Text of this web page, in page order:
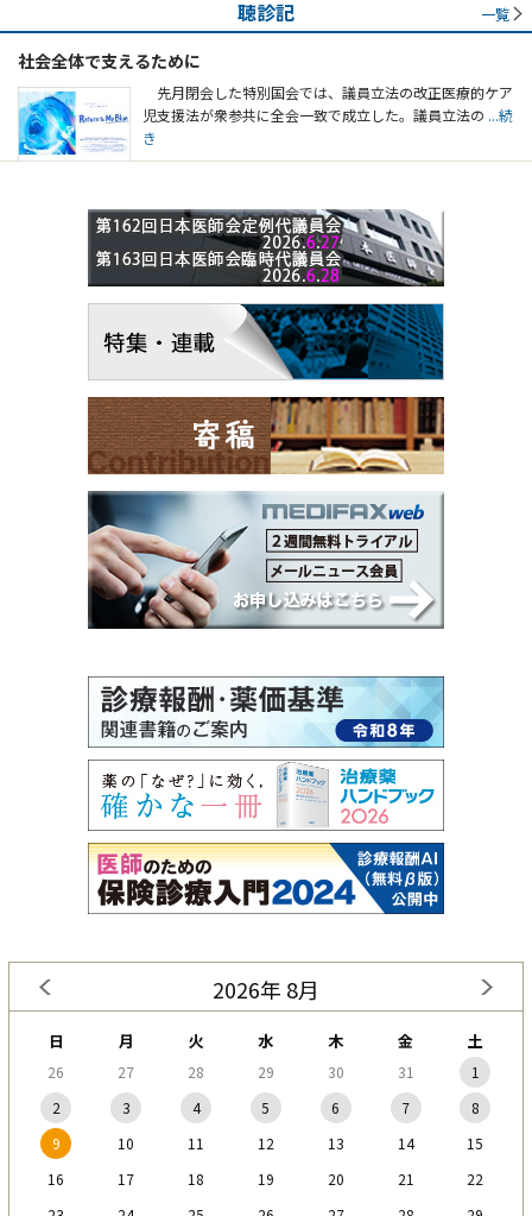
聴診記 一覧
社会全体で支えるために
先月閉会した特別国会では、議員立法の改正医療的ケア
児支援法が衆参共に全会一致で成立した。議員立法の ...続
き
2026年 8月
日 月 火 水 木 金 土
26 27 28 29 30 31
1
2
3 4 5 6 7
8
9
10 11 12 13 14
15
16
17 18 19 20 21
22